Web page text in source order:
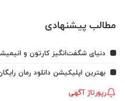
مطالب پیشنهادی
دنیای شگفت‌انگیز کارتون و
بهترین اپلیکیشن دانلود رمان
رپورتاژ آگهی